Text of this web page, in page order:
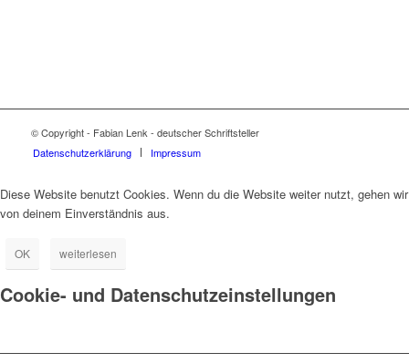
© Copyright - Fabian Lenk - deutscher Schriftsteller
Datenschutzerklärung
Impressum
Diese Website benutzt Cookies. Wenn du die Website weiter nutzt, gehen wir
von deinem Einverständnis aus.
OK weiterlesen
Cookie- und Datenschutzeinstellungen